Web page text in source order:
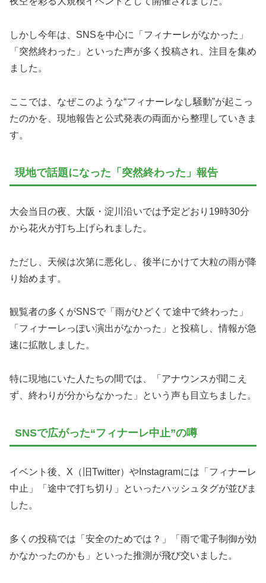
しかし今年は、SNSを中心に「フィナーレがなかった」
「突然終わった」といった声が多く投稿され、注目を集め
ました。
ここでは、なぜこのような“フィナーレなし騒動”が起こっ
たのかを、現地報告と公式発表の両面から整理していきま
す。
現地で話題になった「突然終わった」報告
大会当日の夜、大阪・淀川沿いでは予定どおり19時30分
から花火が打ち上げられました。
ただし、天候は次第に悪化し、後半にかけて大粒の雨が降
り始めます。
観覧者の多くがSNSで「雨がひどくて途中で終わった」
「フィナーレっぽい演出がなかった」と投稿し、情報が急
速に拡散しました。
特に現地にいた人たちの間では、「アナウンスが聞こえ
ず、終わりが分からなかった」という声も目立ちました。
SNSで広がった“フィナーレ中止”の噂
イベント後、X（旧Twitter）やInstagramには「フィナーレ
中止」「途中で打ち切り」といったハッシュタグが並びま
した。
多くの投稿では「安全のためでは？」「雨で電子制御が効
かなかったのかも」といった推測が飛び交いました。